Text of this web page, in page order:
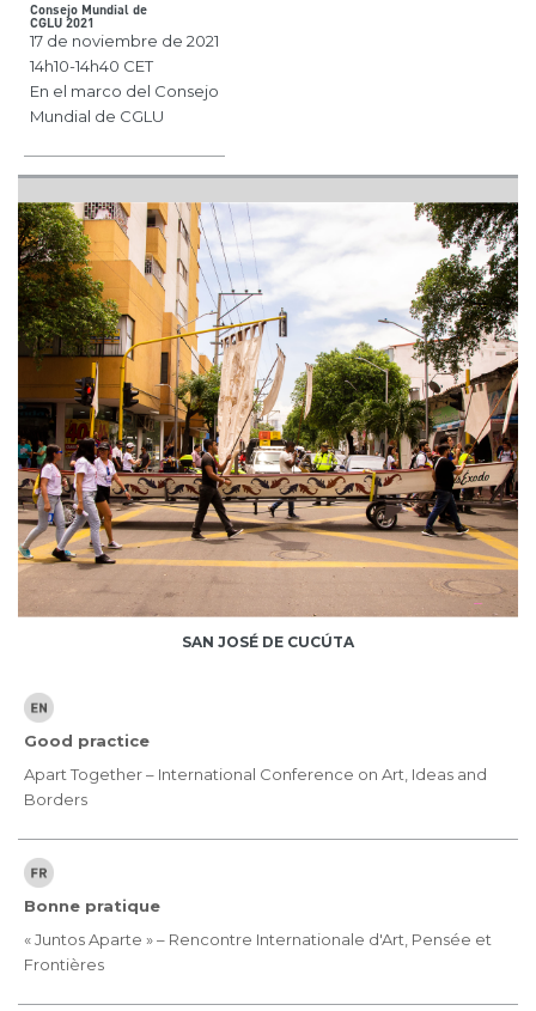
Consejo Mundial de
CGLU 2021
17 de noviembre de 2021
14h10-14h40 CET
En el marco del Consejo
Mundial de CGLU
SAN JOSÉ DE CUCÚTA
Good practice
Apart Together – International Conference on Art, Ideas and
Borders
Bonne pratique
« Juntos Aparte » – Rencontre Internationale d'Art, Pensée et
Frontières